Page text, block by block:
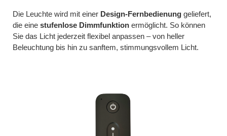
Die Leuchte wird mit einer Design-Fernbedienung geliefert,
die eine stufenlose Dimmfunktion ermöglicht. So können
Sie das Licht jederzeit flexibel anpassen – von heller
Beleuchtung bis hin zu sanftem, stimmungsvollem Licht.